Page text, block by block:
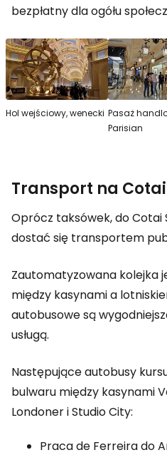
bezpłatny dla ogółu
Hol wejściowy, wenecki Pasaż
Parisian
Transport na
Oprócz taksówek, do Cotai
dostać się transportem
Zautomatyzowana kolejka
między kasynami a
autobusowe są
usługą.
Następujące autobusy
bulwaru między kasynami
Londoner i Studio City:
Praca de Ferreira do